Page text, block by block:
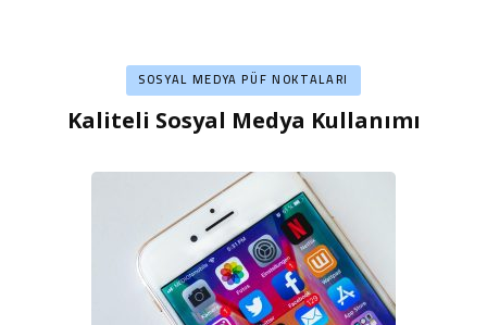
SOSYAL MEDYA PÜF NOKTALARI
Kaliteli Sosyal Medya Kullanımı